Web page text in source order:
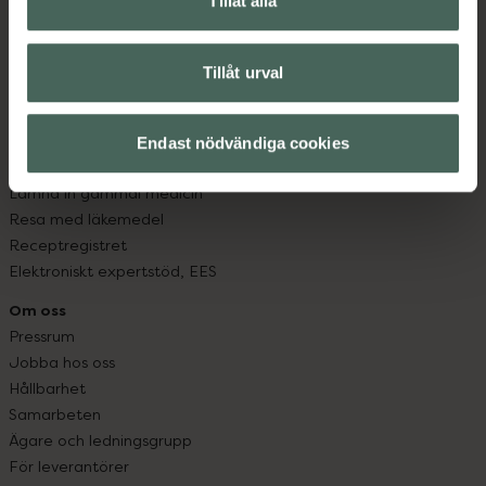
Tillåt urval
Endast nödvändiga cookies
Köpvillkor
Fullmakter
Högkostnadsskyddet
Lämna in gammal medicin
Resa med läkemedel
Receptregistret
Elektroniskt expertstöd, EES
Om oss
Pressrum
Jobba hos oss
Hållbarhet
Samarbeten
Ägare och ledningsgrupp
För leverantörer